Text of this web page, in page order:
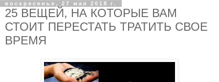
воскресенье, 27 мая 2018 г.
25 ВЕЩЕЙ, НА КОТОРЫЕ ВАМ
СТОИТ ПЕРЕСТАТЬ ТРАТИТЬ СВОЕ
ВРЕМЯ